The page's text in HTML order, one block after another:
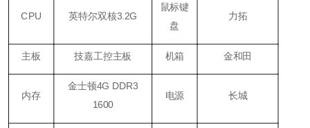
CPU 英特尔双核3.2G
鼠标键
盘
力拓
主板 技嘉工控主板 机箱 金和田
内存
金士顿4G DDR3
1600
电源 长城